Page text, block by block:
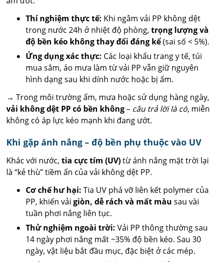
Thí nghiệm thực tế: Khi ngâm vải PP không dệt
trong nước 24h ở nhiệt độ phòng,trọng lượng và
độ bền kéo không thay đổi đáng kể(sai số < 5%).
Ứng dụng xác thực: Các loại khẩu trang y tế, túi
mua sắm, áo mưa làm từ vải PP vẫn giữ nguyên
hình dạng sau khi dính nước hoặc bị ẩm.
→ Trong môi trường ẩm, mưa hoặc sử dụng hàng ngày,
vải không dệt PP có bền không– câu trả lời là có, miễn
không có áp lực kéo mạnh khi đang ướt.
Khi gặp ánh nắng – độ bền phụ thuộc vào UV
Khác với nước,tia cực tím (UV)từ ánh nắng mặt trời lại
là “kẻ thù” tiềm ẩn của vải không dệt PP.
Cơ chế hư hại: Tia UV phá vỡ liên kết polymer của
PP, khiến vảigiòn, dễ rách và mất màu sau vài
tuần phơi nắng liên tục.
Thử nghiệm ngoài trời: Vải PP thông thường sau
14 ngày phơi nắng mất ~35% độ bền kéo. Sau 30
ngày, vật liệu bắt đầu mục, đặc biệt ở các mép.